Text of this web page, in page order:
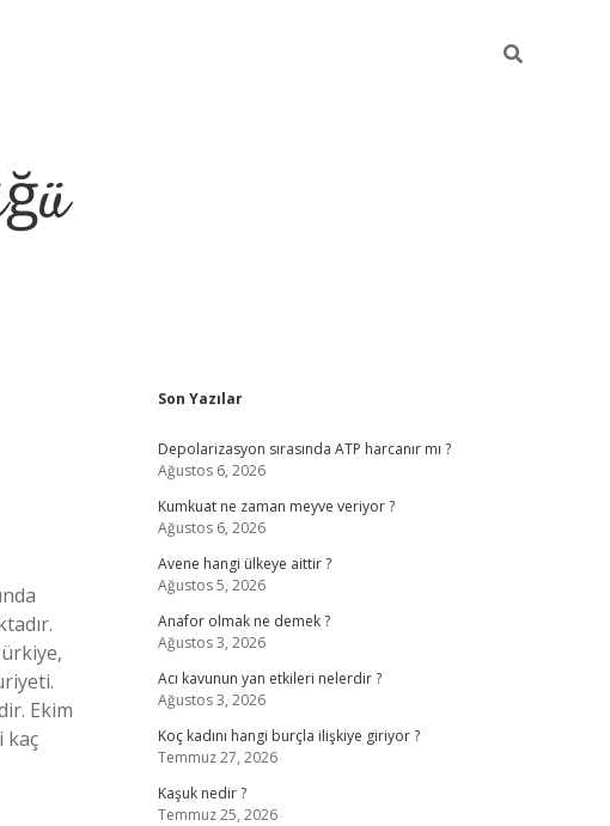
Ekim
kaç
Sidebar
Son Yazılar
Depolarizasyon sırasında ATP harcanır mı ?
Ağustos 6, 2026
Kumkuat ne zaman meyve veriyor ?
Ağustos 6, 2026
Avene hangi ülkeye aittir ?
Ağustos 5, 2026
Anafor olmak ne demek ?
Ağustos 3, 2026
Acı kavunun yan etkileri nelerdir ?
Ağustos 3, 2026
Koç kadını hangi burçla ilişkiye giriyor ?
Temmuz 27, 2026
Kaşuk nedir ?
Temmuz 25, 2026